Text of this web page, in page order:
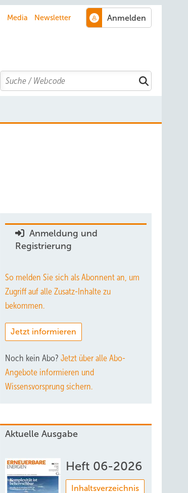
Media Newsletter
Search
Anmeldung und
Registrierung
So melden Sie sich als Abonnent an, um
Zugriff auf alle Zusatz-Inhalte zu
bekommen.
Jetzt informieren
Noch kein Abo? Jetzt über alle Abo-
Angebote informieren und
Wissensvorsprung sichern.
Aktuelle Ausgabe
Heft 06-2026
Inhaltsverzeichnis